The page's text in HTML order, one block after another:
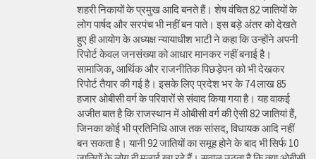
शहरी निकायों के प्रमुख आदि बनते हैं। शेष वंचित 82 जातियों के
लोग पार्षद और सरपंच भी नहीं बन पाते। इस बड़े अंतर को देखते
हुए ही आयोग के अध्यक्ष न्यायाधीश भाटी ने कहा कि उन्होंने अपनी
रिपोर्ट केवल जनसंख्या को आधार मानकर नहीं बनाई है।
सामाजिक, आर्थिक और राजनीतिक पिछड़ेपन को भी देखकर
रिपोर्ट तैयार की गई है। इसके लिए प्रदेश भर के 74 लाख 85
हजार ओबीसी वर्ग के परिवारों से संवाद किया गया है। यह वाकई
अजीत बात है कि राजस्थान में ओबीसी वर्ग की ऐसी 82 जातियां हैं,
जिनका कोई भी प्रतिनिधि आज तक सांसद, विधायक आदि नहीं
बन सकता है। यानी 92 जातियों का समूह होने के बाद भी सिर्फ 10